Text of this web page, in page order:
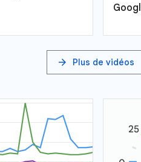
arrow_forward Plus de vidéos